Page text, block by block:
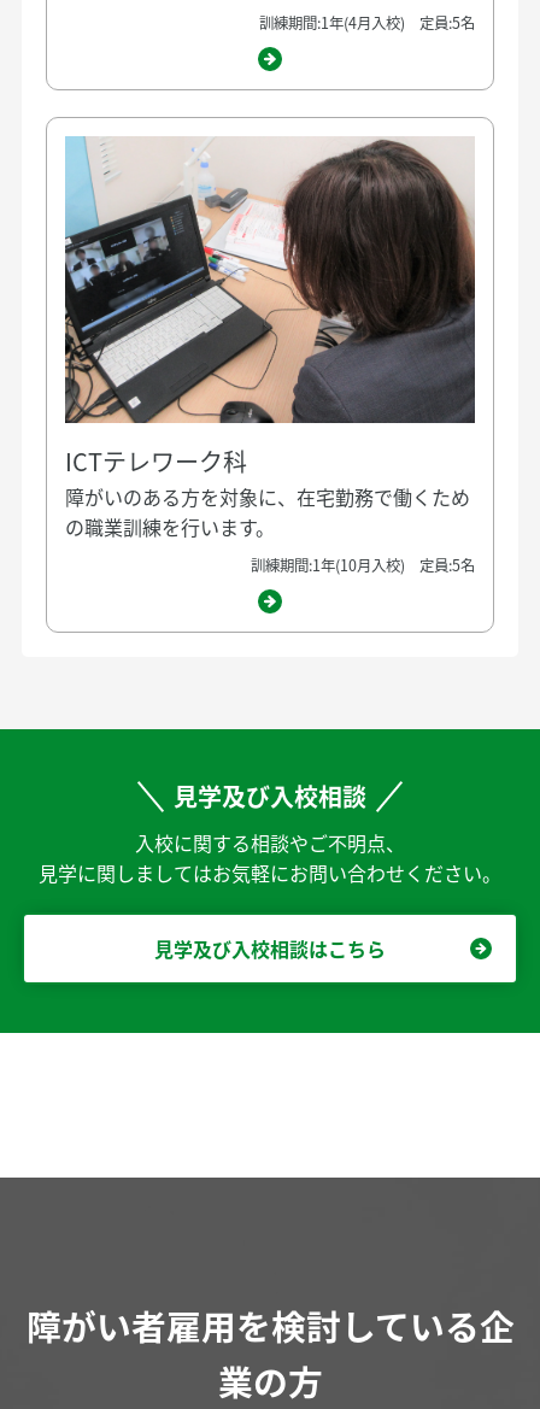
訓練期間:1年(4月入校) 定員:5名
ICTテレワーク科
障がいのある方を対象に、在宅勤務で働くため
の職業訓練を行います。
訓練期間:1年(10月入校) 定員:5名
見学及び入校相談
入校に関する相談やご不明点、
見学に関しましてはお気軽にお問い合わせください。
見学及び入校相談はこちら
障がい者雇用を検討している企
業の方